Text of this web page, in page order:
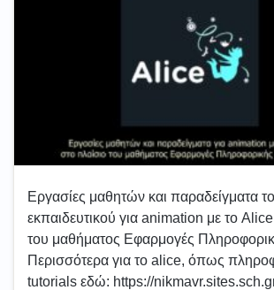
Εργασίες μαθητών και παραδείγματα
εκπαιδευτικού για animation με το
του μαθήματος Εφαρμογές
Περισσότερα για το alice, όπως
tutorials εδώ: https://